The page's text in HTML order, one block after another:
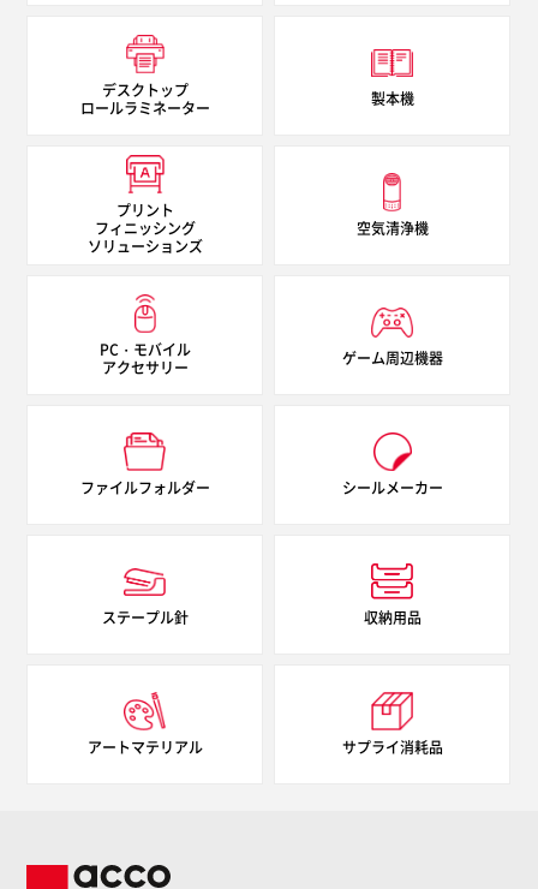
デスクトップ
ロールラミネーター
製本機
プリント
フィニッシング
ソリューションズ
空気清浄機
PC・モバイル
アクセサリー
ゲーム周辺機器
ファイルフォルダー シールメーカー
ステープル針 収納用品
アートマテリアル サプライ消耗品